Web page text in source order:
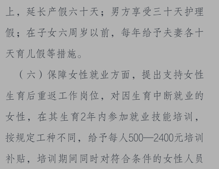
上，延长产假六十天；男方享受三十天护理
假；在子女六周岁以前，每年给予夫妻各十
天育儿假等措施。
（六）保障女性就业方面，提出支持女性
生育后重返工作岗位，对因生育中断就业的
女性，在其生育2年内参加就业技能培训，
按规定工种不同，给予每人 500—2400元培训
补贴，培训期间同时对符合条件的女性人员